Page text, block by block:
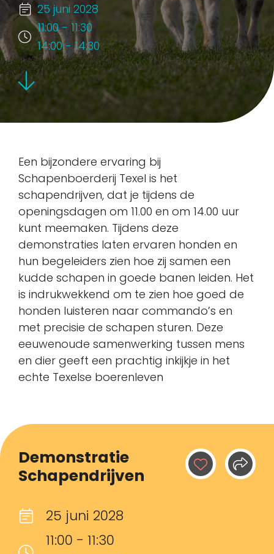
25 juni 2028
11:00 - 11:30
14:00 - 14:30
Demonstratie
Schapendrijven
25 juni 2028
11:00 - 11:30
Een bijzondere ervaring bij
Schapenboerderij Texel is het
schapendrijven, dat je tijdens de
openingsdagen om 11.00 en om 14.00 uur
kunt meemaken. Tijdens deze
demonstraties laten ervaren honden en
hun begeleiders zien hoe zij samen een
kudde schapen in goede banen leiden. Het
is indrukwekkend om te zien hoe goed de
honden luisteren naar commando’s en
met precisie de schapen sturen. Deze
eeuwenoude samenwerking tussen mens
en dier geeft een prachtig inkijkje in het
echte Texelse boerenleven